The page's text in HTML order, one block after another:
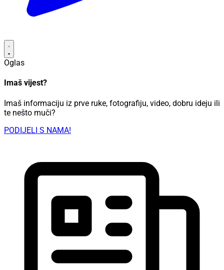
Oglas
Imaš vijest?
Imaš informaciju iz prve ruke, fotografiju, video, dobru ideju ili
te nešto muči?
PODIJELI S NAMA!